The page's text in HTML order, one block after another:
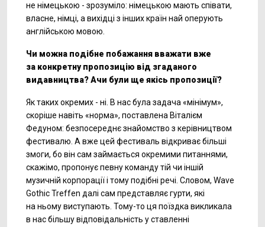
не німецькою - зрозуміло: німецькою мають співати,
власне, німці, а вихідці з інших країн най оперують
англійською мовою.
Чи можна подібне побажання вважати вже
за конкретну пропозицію від згаданого
видавництва? Ачи були ще якісь пропозиції?
Як таких окремих - ні. В нас була задача «мінімум»,
скоріше навіть «норма», поставлена Віталієм
Федуном: безпосереднє знайомство з керівництвом
фестивалю. А вже цей фестиваль відкриває більші
змоги, бо він сам займається окремими питаннями,
скажімо, пропонує певну команду тій чи іншій
музичній корпорації і тому подібні речі. Словом, Wave
Gothic Treffen далі сам представляє гурти, які
на ньому виступають. Тому-то ця поїздка викликала
в нас більшу відповідальність у ставленні